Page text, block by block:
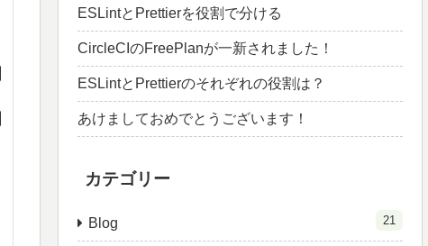
ESLintとPrettierを役割で分ける
CircleCIのFreePlanが一新されました！
ESLintとPrettierのそれぞれの役割は？
あけましておめでとうございます！
カテゴリー
Blog 21